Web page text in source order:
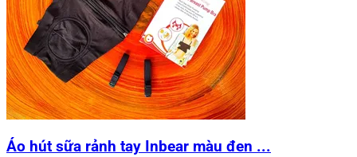
Áo hút sữa rảnh tay Inbear màu đen ...